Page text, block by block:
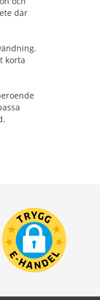
där
korta